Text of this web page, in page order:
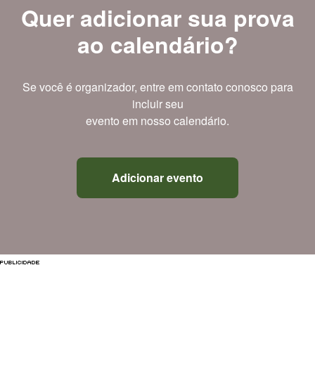
Quer adicionar sua prova
ao calendário?
Se você é organizador, entre em contato conosco para
incluir seu
evento em nosso calendário.
Adicionar evento